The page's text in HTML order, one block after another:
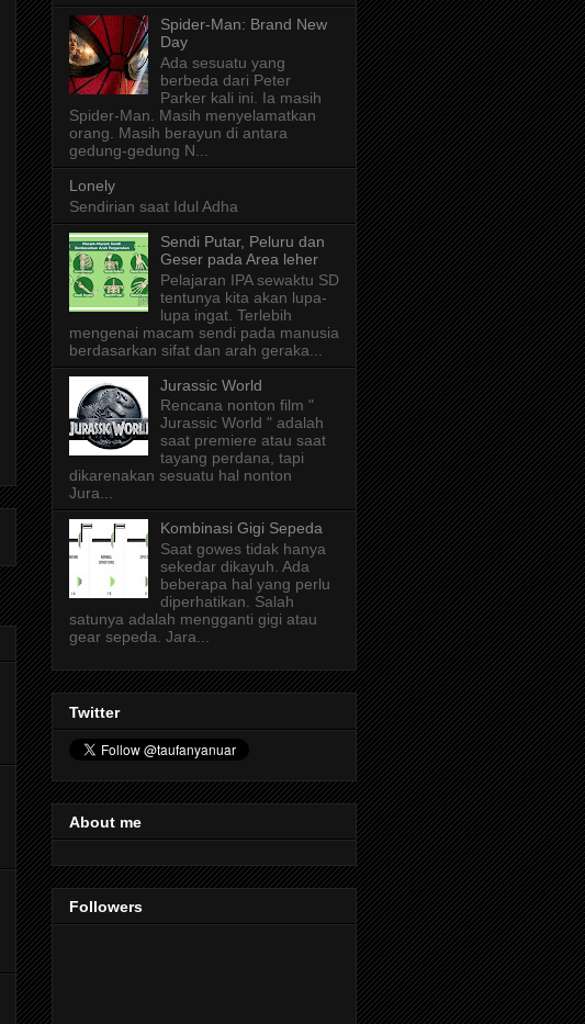
Spider-Man: Brand New
Day
Ada sesuatu yang
berbeda dari Peter
Parker kali ini. Ia masih
Spider-Man. Masih menyelamatkan
orang. Masih berayun di antara
gedung-gedung N...
Lonely
Sendirian saat Idul Adha
Sendi Putar, Peluru dan
Geser pada Area leher
Pelajaran IPA sewaktu SD
tentunya kita akan lupa-
lupa ingat. Terlebih
mengenai macam sendi pada manusia
berdasarkan sifat dan arah geraka...
Jurassic World
Rencana nonton film "
Jurassic World " adalah
saat premiere atau saat
tayang perdana, tapi
dikarenakan sesuatu hal nonton
Jura...
Kombinasi Gigi Sepeda
Saat gowes tidak hanya
sekedar dikayuh. Ada
beberapa hal yang perlu
diperhatikan. Salah
satunya adalah mengganti gigi atau
gear sepeda. Jara...
Twitter
About me
Followers